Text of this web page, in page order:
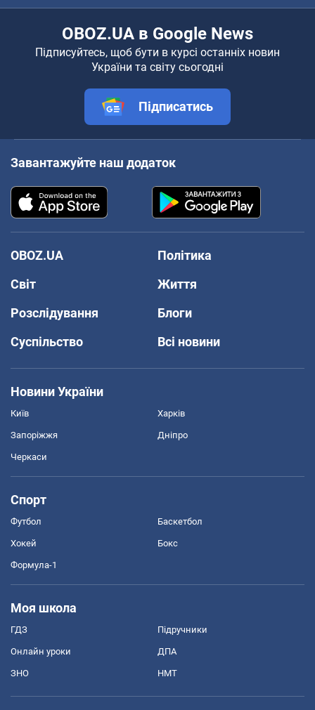
OBOZ.UA в Google News
Підписуйтесь, щоб бути в курсі останніх новин
України та світу сьогодні
Підписатись
Завантажуйте наш додаток
OBOZ.UA
Політика
Світ
Життя
Розслідування
Блоги
Суспільство
Всі новини
Новини України
Київ Харків
Запоріжжя Дніпро
Черкаси
Спорт
Футбол Баскетбол
Хокей Бокс
Формула-1
Моя школа
ГДЗ Підручники
Онлайн уроки ДПА
ЗНО НМТ